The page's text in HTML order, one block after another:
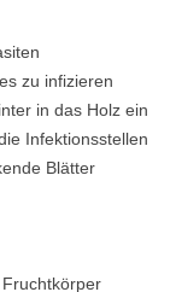
zu infizieren
in das Holz ein
Infektionsstellen
Blätter